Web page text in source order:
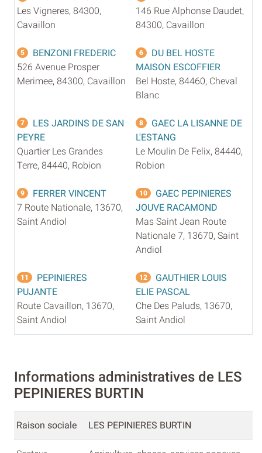
Les Vigneres, 84300,
Cavaillon
146 Rue Alphonse Daudet,
84300, Cavaillon
5
BENZONI FREDERIC
526 Avenue Prosper
Merimee, 84300, Cavaillon
6
DU BEL HOSTE
MAISON ESCOFFIER
Bel Hoste, 84460, Cheval
Blanc
7
LES JARDINS DE SAN
PEYRE
Quartier Les Grandes
Terre, 84440, Robion
8
GAEC LA LISANNE DE
L'ESTANG
Le Moulin De Felix, 84440,
Robion
9
FERRER VINCENT
7 Route Nationale, 13670,
Saint Andiol
10
GAEC PEPINIERES
JOUVE RACAMOND
Mas Saint Jean Route
Nationale 7, 13670, Saint
Andiol
11
PEPINIERES
PUJANTE
Route Cavaillon, 13670,
Saint Andiol
12
GAUTHIER LOUIS
ELIE PASCAL
Che Des Paluds, 13670,
Saint Andiol
Informations administratives de LES
PEPINIERES BURTIN
Raison sociale LES PEPINIERES BURTIN